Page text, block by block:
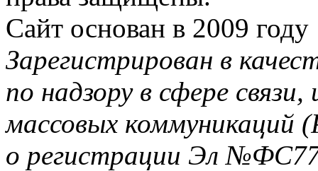
Сайт основан в 2009 году
Зарегистрирован в
по надзору в сфере
массовых коммуникаций
о регистрации Эл